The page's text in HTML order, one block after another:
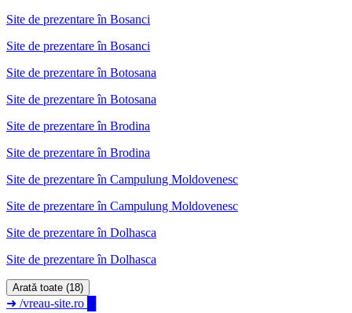
Site de prezentareîn Bosanci
Site de prezentare în Bosanci
Site de prezentareîn Botosana
Site de prezentare în Botosana
Site de prezentareîn Brodina
Site de prezentare în Brodina
Site de prezentareîn Campulung Moldovenesc
Site de prezentare în Campulung Moldovenesc
Site de prezentareîn Dolhasca
Site de prezentare în Dolhasca
Arată toate (18)
➜ /vreau-site.ro